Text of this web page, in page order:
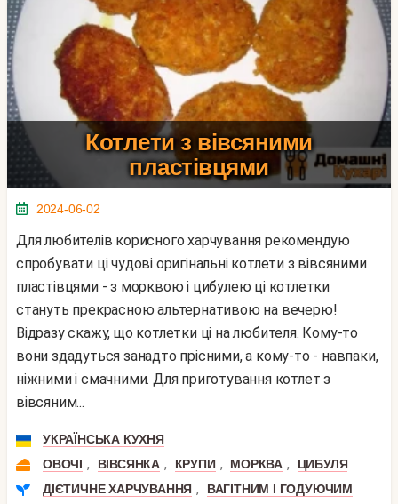
Котлети з вівсяними
пластівцями
2024-06-02
Для любителів корисного харчування рекомендую
спробувати ці чудові оригінальні котлети з вівсяними
пластівцями - з морквою і цибулею ці котлетки
стануть прекрасною альтернативою на вечерю!
Відразу скажу, що котлетки ці на любителя. Кому-то
вони здадуться занадто прісними, а кому-то - навпаки,
ніжними і смачними. Для приготування котлет з
вівсяним...
УКРАЇНСЬКА КУХНЯ
ОВОЧІ , ВІВСЯНКА , КРУПИ , МОРКВА ,
ЦИБУЛЯ
ДІЄТИЧНЕ ХАРЧУВАННЯ ,
ВАГІТНИМ І ГОДУЮЧИМ